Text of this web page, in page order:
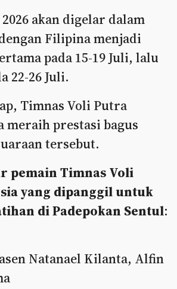
2026 akan digelar dalam
Filipina menjadi
pada 15-19 Juli, lalu
22-26 Juli.
Timnas Voli Putra
meraih prestasi bagus
tersebut.
pemain Timnas Voli
yang dipanggil untuk
di Padepokan Sentul:
Natanael Kilanta, Alfin